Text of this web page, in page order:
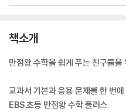
책소개
만점왕 수학을 쉽게 푸는 친구들
교과서 기본과 응용 문제를 한 번
EBS 초등 만점왕 수학 플러스